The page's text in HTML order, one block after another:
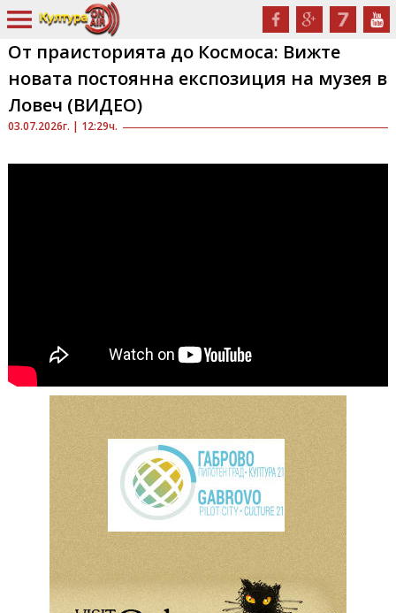
03.07.2026г. | 12:29ч.
От праисторията до Космоса: Вижте
новата постоянна експозиция на музея в
Ловеч (ВИДЕО)